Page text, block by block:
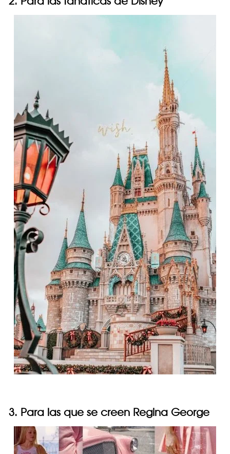
3. Para las que se creen Regina George